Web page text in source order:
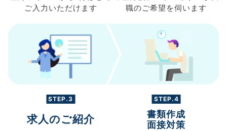
ご入力 いただけます
職のご希望を伺います
STEP.3
求人のご紹介
STEP.4
書類作成
面接対策